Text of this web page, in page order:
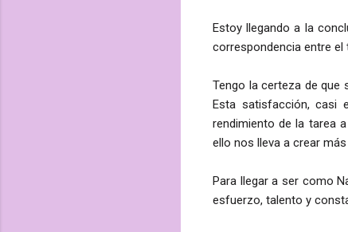
Estoy llegando a la
correspondencia entre el
Tengo la certeza de que
Esta satisfacción, casi
rendimiento de la tarea
ello nos lleva a crear
Para llegar a ser como
esfuerzo, talento y